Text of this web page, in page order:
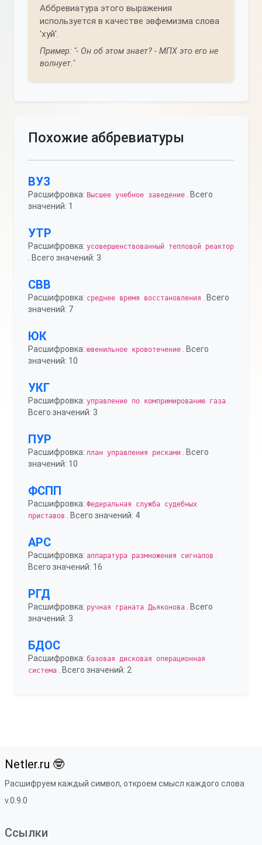
Аббревиатура этого выражения
используется в качестве эвфемизма слова
'хуй'.
Пример: "- Он об этом знает? - МПХ это его не
волнует."
Похожие аббревиатуры
ВУЗ
Расшифровка: Высшее учебное заведение . Всего
значений: 1
УТР
Расшифровка: усовершенствованный тепловой реактор
. Всего значений: 3
СВВ
Расшифровка: среднее время восстановления
. Всего
значений: 7
ЮК
Расшифровка: ювенильное кровотечение . Всего
значений: 10
УКГ
Расшифровка: управление по компримированию газа
Всего значений: 3
ПУР
Расшифровка: план управления рисками . Всего
значений: 10
ФСПП
Расшифровка: Федеральная служба судебных
приставов
. Всего значений: 4
АРС
Расшифровка: аппаратура размножения сигналов
Всего значений: 16
РГД
Расшифровка: ручная граната Дьяконова . Всего
значений: 3
БДОС
Расшифровка: базовая дисковая операционная
система . Всего значений: 2
Netler.ru 🤓
Расшифруем каждый символ, откроем смысл каждого слова
v.0.9.0
Ссылки